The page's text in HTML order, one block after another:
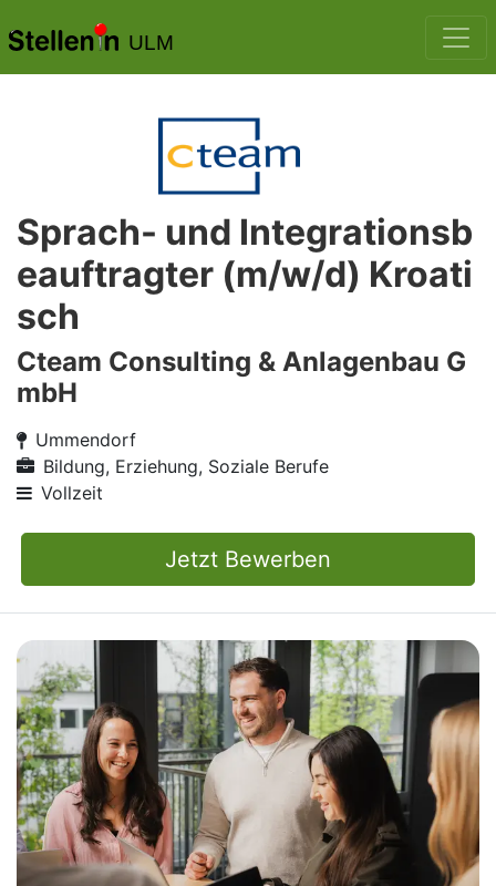
ULM
Sprach- und Integrationsb
eauftragter (m/w/d) Kroati
sch
Cteam Consulting & Anlagenbau G
mbH
Ummendorf
Bildung, Erziehung, Soziale Berufe
Vollzeit
Jetzt Bewerben